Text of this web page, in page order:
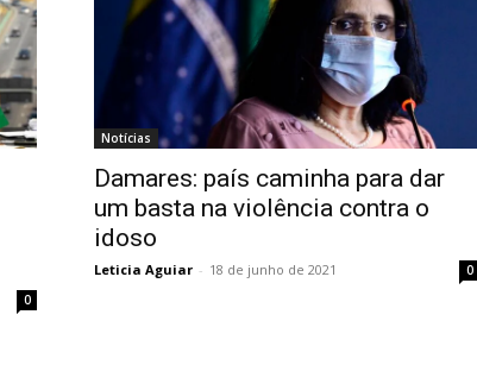
0
Notícias
Damares: país caminha para dar
um basta na violência contra o
idoso
Leticia Aguiar - 18 de junho de 2021 0